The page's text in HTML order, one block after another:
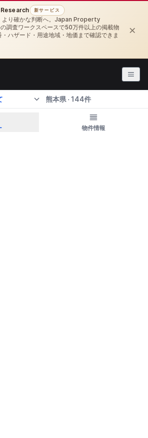
新サービス
より確かな判断へ。Japan Property
調査ワークスペースで50万件以上の掲載物
ハザード・用途地域・地価まで確認できま
×
熊本県 · 144件
物件情報